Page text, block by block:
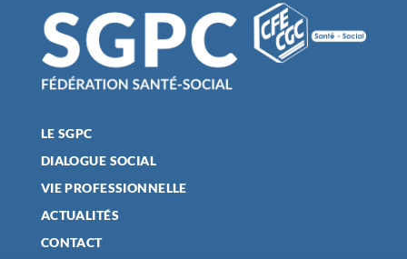
LE SGPC
DIALOGUE SOCIAL
VIE PROFESSIONNELLE
ACTUALITÉS
CONTACT